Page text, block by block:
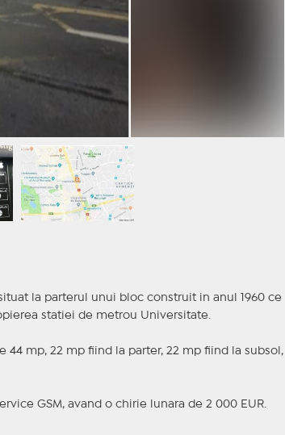
la parterul unui bloc construit in anul 1960 ce
statiei de metrou Universitate.
mp, 22 mp fiind la parter, 22 mp fiind la subsol,
GSM, avand o chirie lunara de 2 000 EUR.